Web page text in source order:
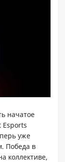
начатое
Esports
уже
Победа в
коллективе,